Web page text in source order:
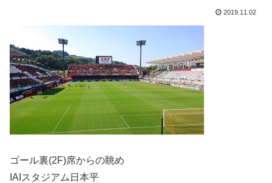
2019.11.02
ゴール裏(2F)席からの眺め
IAIスタジアム日本平